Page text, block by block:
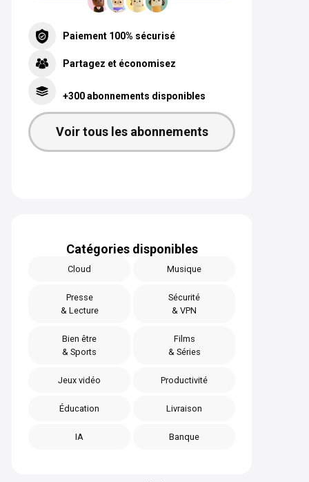
Paiement 100% sécurisé
Partagez et économisez
+300 abonnements disponibles
Voir tous les abonnements
Catégories disponibles
Cloud Musique
Presse
& Lecture
Sécurité
& VPN
Bien être
& Sports
Films
& Séries
Jeux vidéo Productivité
Éducation Livraison
IA Banque